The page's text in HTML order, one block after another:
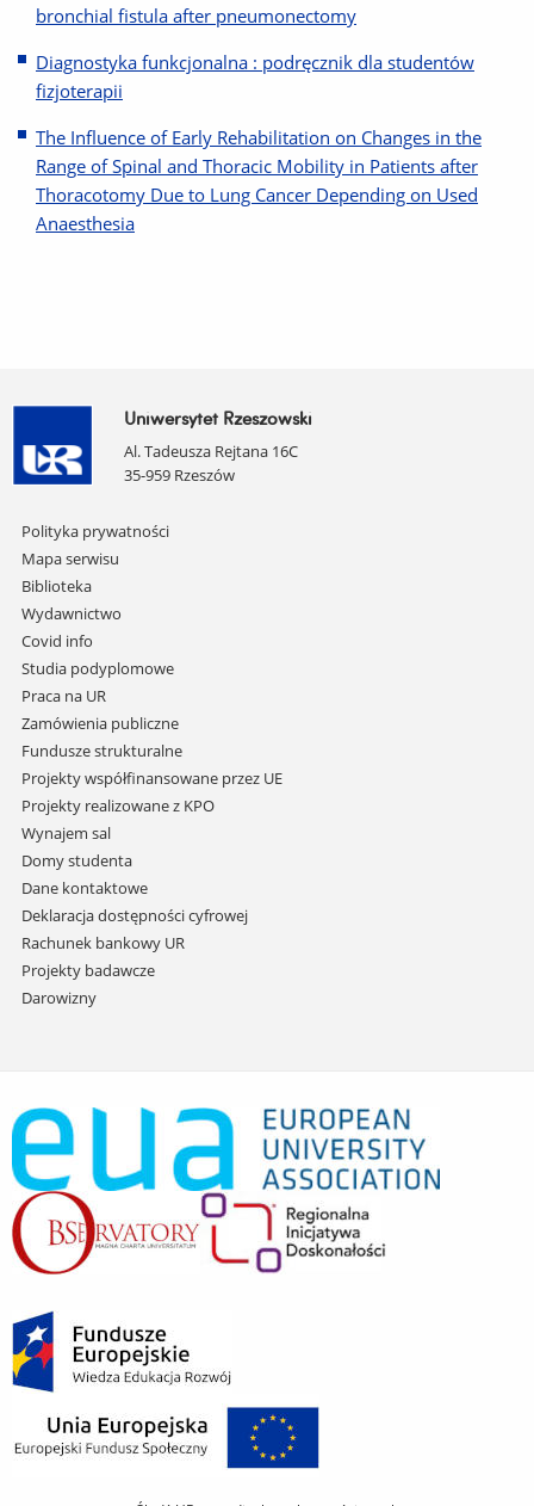
bronchial fistula after pneumonectomy
Diagnostyka funkcjonalna : podręcznik dla studentów
fizjoterapii
The Influence of Early Rehabilitation on Changes in the
Range of Spinal and Thoracic Mobility in Patients after
Thoracotomy Due to Lung Cancer Depending on Used
Anaesthesia
Uniwersytet Rzeszowski
Al. Tadeusza Rejtana 16C
35-959 Rzeszów
Pomiń
nawigację
i
przejdź
do
treści
Polityka prywatności
Mapa serwisu
Biblioteka
Wydawnictwo
Covid info
Studia podyplomowe
Praca na UR
Zamówienia publiczne
Fundusze strukturalne
Projekty współfinansowane przez UE
Projekty realizowane z KPO
Wynajem sal
Domy studenta
Dane kontaktowe
Deklaracja dostępności cyfrowej
Rachunek bankowy UR
Projekty badawcze
Darowizny